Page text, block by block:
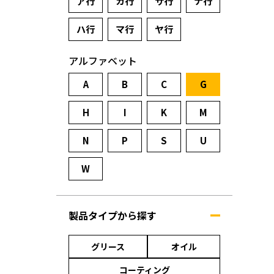
ハ行 マ行 ヤ行
アルファベット
A B C G
H I K M
N P S U
W
製品タイプから探す
グリース
オイル
コーティング